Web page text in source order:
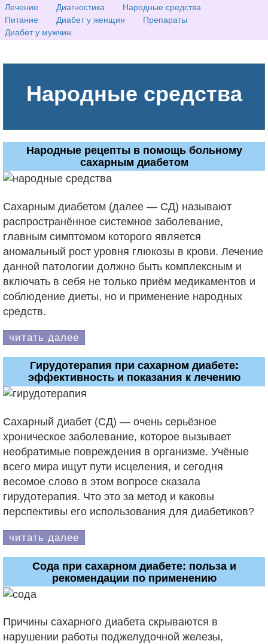
Лечение Диагностика
Народные средства
Питание
Диабет у женщин
Препараты
Диабет у мужчин
Народные средства
Народные рецепты в помощь больному
сахарным диабетом
Сахарным диабетом (далее — СД) называют
распространённое системное заболевание,
главным симптомом которого является
аномальный рост уровня глюкозы в крови. Лечение
данной патологии должно быть комплексным и
включать в себя не только приём медикаментов и
соблюдение диеты, но и применение народных
средств.
читать далее
Гирудотерапия при сахарном диабете:
эффективность и показания к лечению
Сахарный диабет (СД) — очень серьёзное
хроническое заболевание, которое вызывает
необратимые повреждения в организме. Учёные
всего мира ищут пути исцеления, и сегодня
весомое слово в этом вопросе сказала
гирудотерапия. Что это за метод и каковы
перспективы его использования для диабетиков?
читать далее
Сода при сахарном диабете: польза и
рекомендации по применению
Причины сахарного диабета скрываются в
нарушении работы поджелудочной железы,